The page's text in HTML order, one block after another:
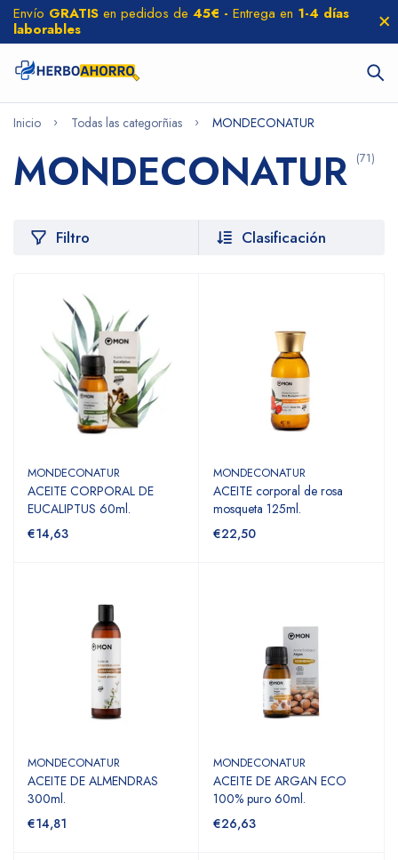
Envío GRATIS en pedidos de 45€ - Entrega en 1-4 días
laborables
Inicio Todas las categorñias MONDECONATUR
MONDECONATUR (71)
Filtro Clasificación
MONDECONATUR
ACEITE CORPORAL DE
EUCALIPTUS 60ml.
€14,63
MONDECONATUR
ACEITE corporal de rosa
mosqueta 125ml.
€22,50
MONDECONATUR
ACEITE DE ALMENDRAS
300ml.
€14,81
MONDECONATUR
ACEITE DE ARGAN ECO
100% puro 60ml.
€26,63